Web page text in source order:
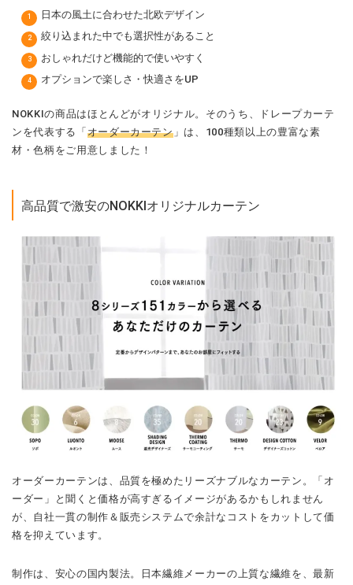
日本の風土に合わせた北欧デザイン
絞り込まれた中でも選択性があること
おしゃれだけど機能的で使いやすく
オプションで楽しさ・快適さをUP
NOKKIの商品はほとんどがオリジナル。そのうち、ドレープカーテ
ンを代表する「 オーダーカーテン」は、100種類以上の豊富な素
材・色柄をご用意しました！
高品質で激安のNOKKIオリジナルカーテン
オーダーカーテンは、品質を極めたリーズナブルなカーテン。「オ
ーダー」と聞くと価格が高すぎるイメージがあるかもしれません
が、自社一貫の制作＆販売システムで余計なコストをカットして価
格を抑えています。
制作は、安心の国内製法。日本繊維メーカーの上質な繊維を、最新